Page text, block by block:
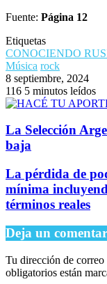
Fuente: Página 12
Etiquetas
CONOCIENDO
Música rock
8 septiembre, 2024
116 5 minutos leídos
La Selección
baja
La pérdida de
mínima
términos reales
Deja un
Tu dirección de
obligatorios están